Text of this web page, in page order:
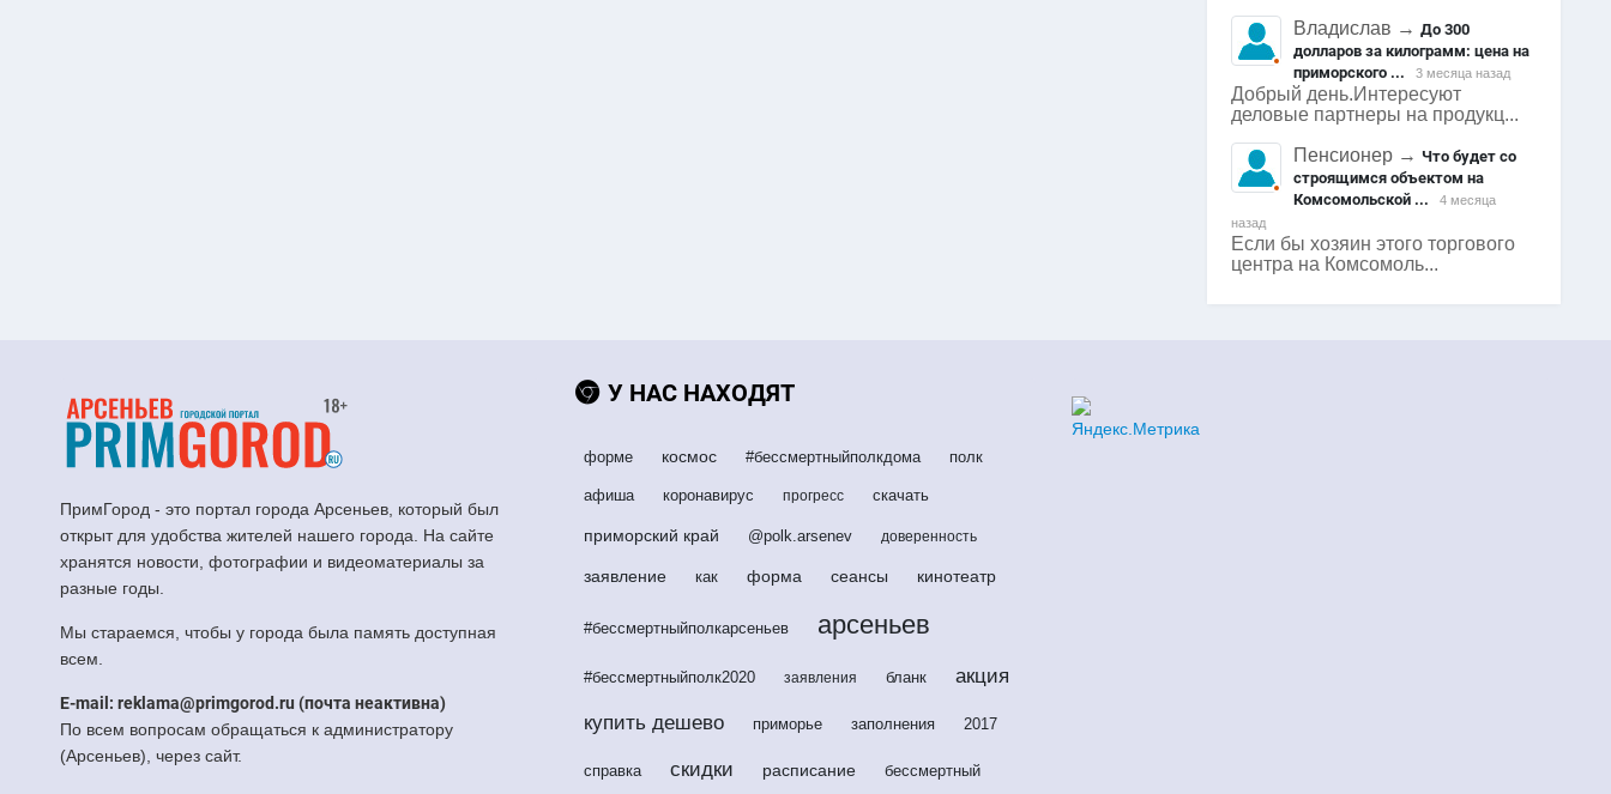
Владислав →До 300
долларов за килограмм: цена на
приморского ...
3 месяца назад
Добрый день.Интересуют
деловые партнеры на продукц...
Пенсионер →Что будет со
строящимся объектом на
Комсомольской ...
4 месяца
назад
Если бы хозяин этого торгового
центра на Комсомоль...
ПримГород - это портал города Арсеньев, который был
открыт для удобства жителей нашего города. На сайте
хранятся новости, фотографии и видеоматериалы за
разные годы.
Мы стараемся, чтобы у города была память доступная
всем.
E-mail: reklama@primgorod.ru (почта неактивна)
По всем вопросам обращаться к администратору
(Арсеньев), через сайт.
У НАС НАХОДЯТ
форме космос #бессмертныйполкдома полк
афиша коронавирус прогресс скачать
приморский край @polk.arsenev доверенность
заявление как форма сеансы кинотеатр
#бессмертныйполкарсеньев арсеньев
#бессмертныйполк2020 заявления бланк акция
купить дешево приморье заполнения 2017
справка скидки расписание бессмертный